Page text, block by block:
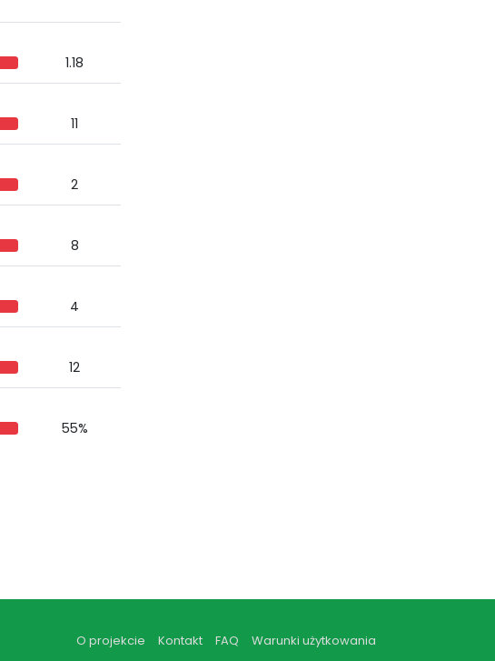
1.18
11
2
8
4
12
55%
O projekcie Kontakt FAQ Warunki użytkowania